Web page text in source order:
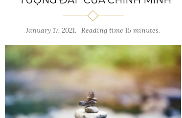
January 17, 2021. Reading time 15 minutes.